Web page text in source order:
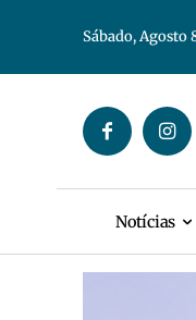
Sábado, Agosto
Notícias